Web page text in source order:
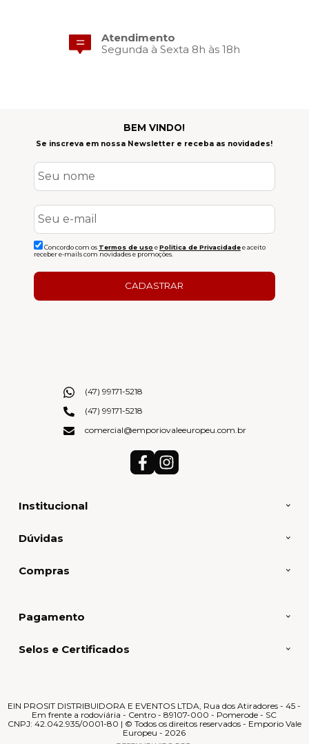
Atendimento
Segunda à Sexta 8h às 18h
3X Sem Juros
No cartão de crédito
BEM VINDO!
Se inscreva em nossa Newsletter e receba as novidades!
Concordo com os Termos de uso ePolitica de Privacidadee aceito
receber e-mails com novidades e promoções.
CADASTRAR
Institucional
Dúvidas
Compras
(47) 99171-5218
(47) 99171-5218
comercial@emporiovaleeuropeu.com.br
Pagamento
Selos e Certificados
EIN PROSIT DISTRIBUIDORA E EVENTOS LTDA, Rua dos Atiradores - 45 -
Em frente a rodoviária - Centro - 89107-000 - Pomerode - SC
CNPJ: 42.042.935/0001-80 | © Todos os direitos reservados - Emporio Vale
Europeu - 2026